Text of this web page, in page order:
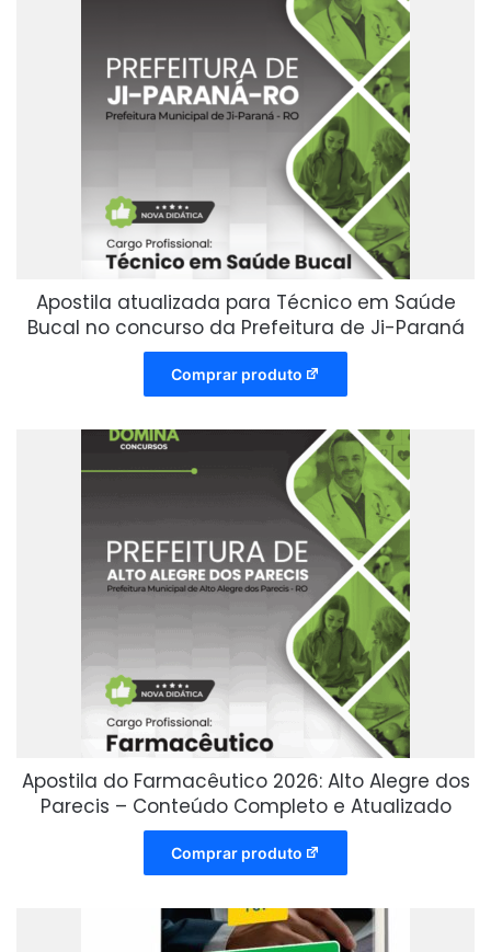
Apostila atualizada para Técnico em Saúde
Bucal no concurso da Prefeitura de Ji-Paraná
Comprar produto
Apostila do Farmacêutico 2026: Alto Alegre dos
Parecis – Conteúdo Completo e Atualizado
Comprar produto